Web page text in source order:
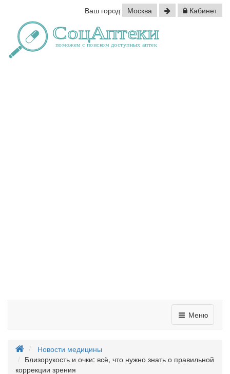
Ваш город Москва Кабинет
Меню
Новости медицины
Близорукость и очки: всё, что нужно знать о правильной
коррекции зрения